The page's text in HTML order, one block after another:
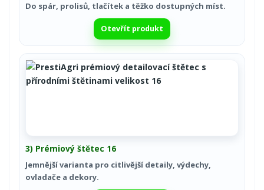
Do spár, prolisů, tlačítek a těžko dostupných míst.
Otevřít produkt
3) Prémiový štětec 16
Jemnější varianta pro citlivější detaily, výdechy,
ovladače a dekory.